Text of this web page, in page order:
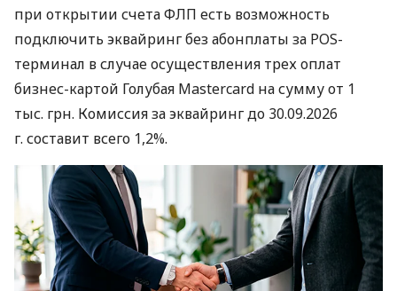
при открытии счета ФЛП есть возможность
подключить эквайринг без абонплаты за POS-
терминал в случае осуществления трех оплат
бизнес-картой Голубая Mastercard на сумму от 1
тыс. грн. Комиссия за эквайринг до 30.09.2026
г. составит всего 1,2%.